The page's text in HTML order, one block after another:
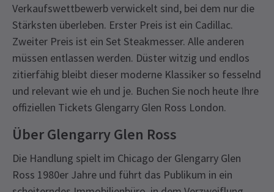
Verkaufswettbewerb verwickelt sind, bei dem nur die
Stärksten überleben. Erster Preis ist ein Cadillac.
Zweiter Preis ist ein Set Steakmesser. Alle anderen
müssen entlassen werden. Düster witzig und endlos
zitierfähig bleibt dieser moderne Klassiker so fesselnd
und relevant wie eh und je. Buchen Sie noch heute Ihre
offiziellen Tickets Glengarry Glen Ross London.
Über Glengarry Glen Ross
Die Handlung spielt im Chicago der Glengarry Glen
Ross 1980er Jahre und führt das Publikum in ein